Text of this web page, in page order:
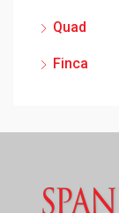
Quad
Finca